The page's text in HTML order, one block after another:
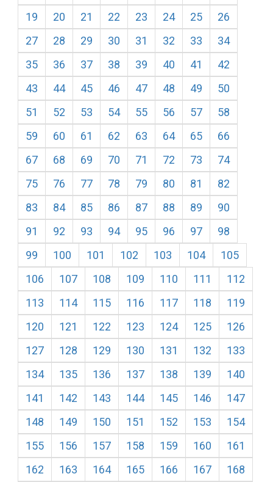
19
20 21 22 23 24 25
26
27
28 29 30 31 32 33
34
35
36 37 38 39 40 41
42
43
44 45 46 47 48 49
50
51
52 53 54 55 56 57
58
59
60 61 62 63 64 65
66
67
68 69 70 71 72 73
74
75
76 77 78 79 80 81
82
83
84 85 86 87 88 89
90
91
92 93 94 95 96 97
98
99
100 101 102 103 104
105
106
107 108 109 110 111
112
113
114 115 116 117 118
119
120
121 122 123 124 125
126
127
128 129 130 131 132
133
134
135 136 137 138 139
140
141
142 143 144 145 146
147
148
149 150 151 152 153
154
155
156 157 158 159 160
161
162
163 164 165 166 167
168